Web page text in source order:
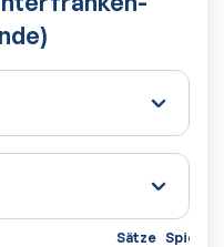
Sätze Spiele